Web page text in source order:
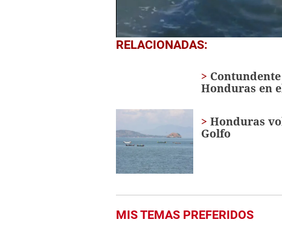
0
seconds
RELACIONADAS:
Honduras en
Honduras
Golfo
MIS TEMAS PREFERIDOS